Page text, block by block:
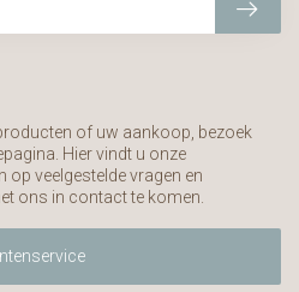
of uw aankoop, bezoek
Hier vindt u onze
veelgestelde vragen en
ons in contact te komen.